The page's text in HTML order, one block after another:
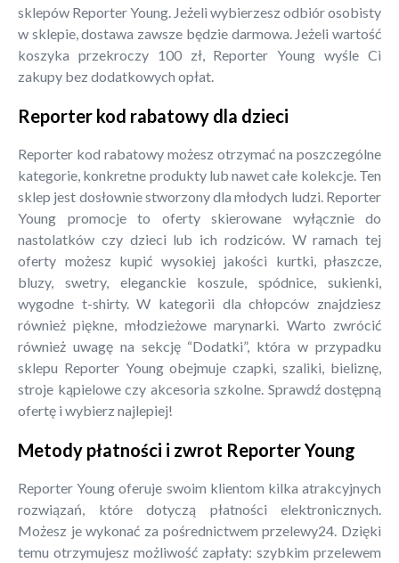
sklepów Reporter Young. Jeżeli wybierzesz odbiór osobisty
w sklepie, dostawa zawsze będzie darmowa. Jeżeli wartość
koszyka przekroczy 100 zł, Reporter Young wyśle Ci
zakupy bez dodatkowych opłat.
Reporter kod rabatowy dla dzieci
Reporter kod rabatowy możesz otrzymać na poszczególne
kategorie, konkretne produkty lub nawet całe kolekcje. Ten
sklep jest dosłownie stworzony dla młodych ludzi. Reporter
Young promocje to oferty skierowane wyłącznie do
nastolatków czy dzieci lub ich rodziców. W ramach tej
oferty możesz kupić wysokiej jakości kurtki, płaszcze,
bluzy, swetry, eleganckie koszule, spódnice, sukienki,
wygodne t-shirty. W kategorii dla chłopców znajdziesz
również piękne, młodzieżowe marynarki. Warto zwrócić
również uwagę na sekcję “Dodatki”, która w przypadku
sklepu Reporter Young obejmuje czapki, szaliki, bieliznę,
stroje kąpielowe czy akcesoria szkolne. Sprawdź dostępną
ofertę i wybierz najlepiej!
Metody płatności i zwrot Reporter Young
Reporter Young oferuje swoim klientom kilka atrakcyjnych
rozwiązań, które dotyczą płatności elektronicznych.
Możesz je wykonać za pośrednictwem przelewy24. Dzięki
temu otrzymujesz możliwość zapłaty: szybkim przelewem